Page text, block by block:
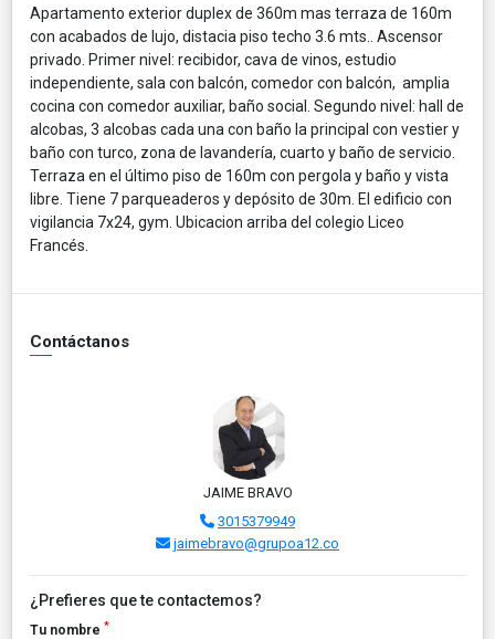
Apartamento exterior duplex de 360m mas terraza de 160m
con acabados de lujo, distacia piso techo 3.6 mts.. Ascensor
privado. Primer nivel: recibidor, cava de vinos, estudio
independiente, sala con balcón, comedor con balcón, amplia
cocina con comedor auxiliar, baño social. Segundo nivel: hall de
alcobas, 3 alcobas cada una con baño la principal con vestier y
baño con turco, zona de lavandería, cuarto y baño de servicio.
Terraza en el último piso de 160m con pergola y baño y vista
libre. Tiene 7 parqueaderos y depósito de 30m. El edificio con
vigilancia 7x24, gym. Ubicacion arriba del colegio Liceo
Francés.
Contáctanos
JAIME BRAVO
3015379949
jaimebravo@grupoa12.co
¿Prefieres que te contactemos?
Tu nombre *